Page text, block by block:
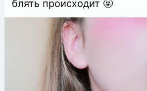
блять происходит 🤬